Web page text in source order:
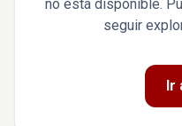
no está disponible.
seguir
Ir